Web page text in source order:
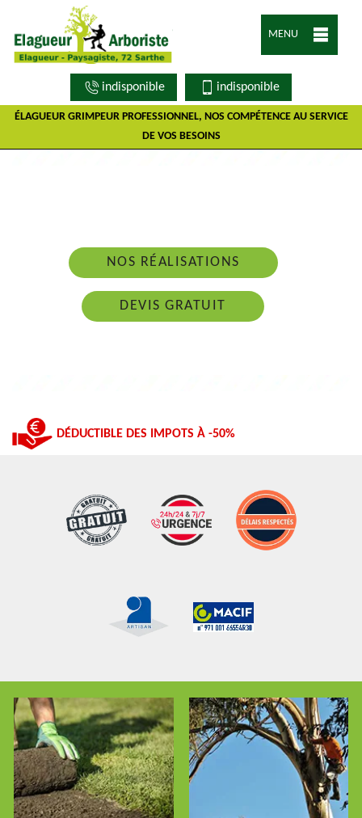
ÉLAGUEUR GRIMPEUR PROFESSIONNEL, NOS COMPÉTENCE AU SERVICE
DE VOS BESOINS
MENU
indisponible indisponible
NOS RÉALISATIONS
DEVIS GRATUIT
DÉDUCTIBLE DES IMPOTS À -50%